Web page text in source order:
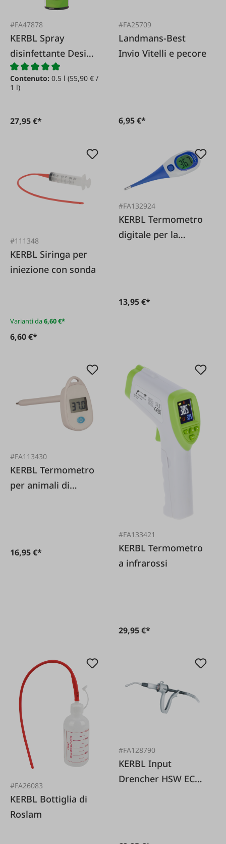
#FA47878
KERBL Spray
disinfettante Desino
Iodio*
Contenuto: 0.5 l (55,90 € /
1 l)
27,95 €*
#FA25709
Landmans-Best
Invio Vitelli e pecore
6,95 €*
#111348
KERBL Siringa per
iniezione con sonda
Varianti da6,60 €*
6,60 €*
#FA132924
KERBL Termometro
digitale per la
13,95 €*
#FA113430
KERBL Termometro
per animali di
16,95 €*
#FA133421
KERBL Termometro
a infrarossi
29,95 €*
#FA26083
KERBL Bottiglia di
Roslam
#FA128790
KERBL Input
Drencher HSW ECO-